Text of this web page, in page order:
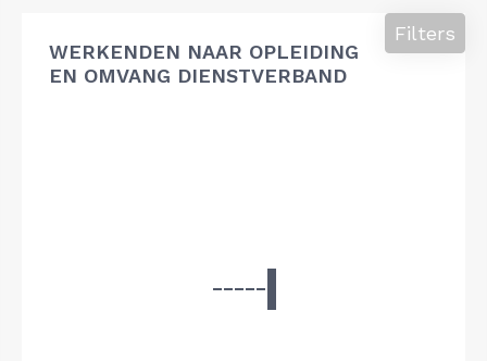
WERKENDEN NAAR OPLEIDING
EN OMVANG DIENSTVERBAND
Filters